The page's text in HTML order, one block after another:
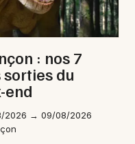
: nos 7
sorties du
end
2026 → 09/08/2026